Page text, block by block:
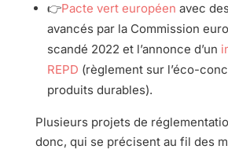
👉Pacte vert européen avec
avancés par la Commission
scandé 2022 et l’annonce d’un
REPD (règlement sur l’éco-
produits durables).
Plusieurs projets de
donc, qui se précisent au fil des